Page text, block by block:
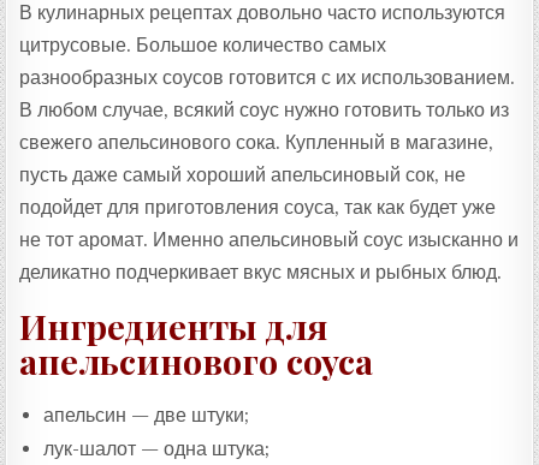
В кулинарных рецептах довольно часто используются
цитрусовые. Большое количество самых
разнообразных соусов готовится с их использованием.
В любом случае, всякий соус нужно готовить только из
свежего апельсинового сока. Купленный в магазине,
пусть даже самый хороший апельсиновый сок, не
подойдет для приготовления соуса, так как будет уже
не тот аромат. Именно апельсиновый соус изысканно и
деликатно подчеркивает вкус мясных и рыбных блюд.
Ингредиенты для
апельсинового соуса
апельсин — две штуки;
лук-шалот — одна штука;